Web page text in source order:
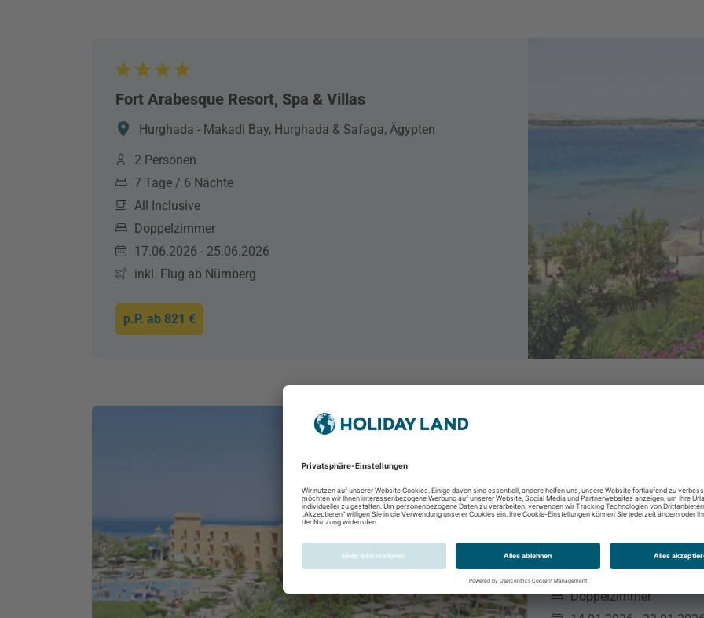
Fort Arabesque Resort, Spa & Villas
Hurghada - Makadi Bay, Hurghada & Safaga, Ägypten
2 Personen
7 Tage / 6 Nächte
All Inclusive
Doppelzimmer
17.06.2026 - 25.06.2026
inkl. Flug ab Nürnberg
p.P. ab 821 €
Hurghada, Hurghada
8 Tage / 7 Nächte
All Inclusive
Doppelzimmer